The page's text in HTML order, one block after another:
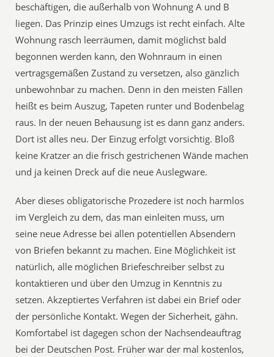
beschäftigen, die außerhalb von Wohnung A und B
liegen. Das Prinzip eines Umzugs ist recht einfach. Alte
Wohnung rasch leerräumen, damit möglichst bald
begonnen werden kann, den Wohnraum in einen
vertragsgemäßen Zustand zu versetzen, also gänzlich
unbewohnbar zu machen. Denn in den meisten Fällen
heißt es beim Auszug, Tapeten runter und Bodenbelag
raus. In der neuen Behausung ist es dann ganz anders.
Dort ist alles neu. Der Einzug erfolgt vorsichtig. Bloß
keine Kratzer an die frisch gestrichenen Wände machen
und ja keinen Dreck auf die neue Auslegware.
Aber dieses obligatorische Prozedere ist noch harmlos
im Vergleich zu dem, das man einleiten muss, um
seine neue Adresse bei allen potentiellen Absendern
von Briefen bekannt zu machen. Eine Möglichkeit ist
natürlich, alle möglichen Briefeschreiber selbst zu
kontaktieren und über den Umzug in Kenntnis zu
setzen. Akzeptiertes Verfahren ist dabei ein Brief oder
der persönliche Kontakt. Wegen der Sicherheit, gähn.
Komfortabel ist dagegen schon der Nachsendeauftrag
bei der Deutschen Post. Früher war der mal kostenlos,